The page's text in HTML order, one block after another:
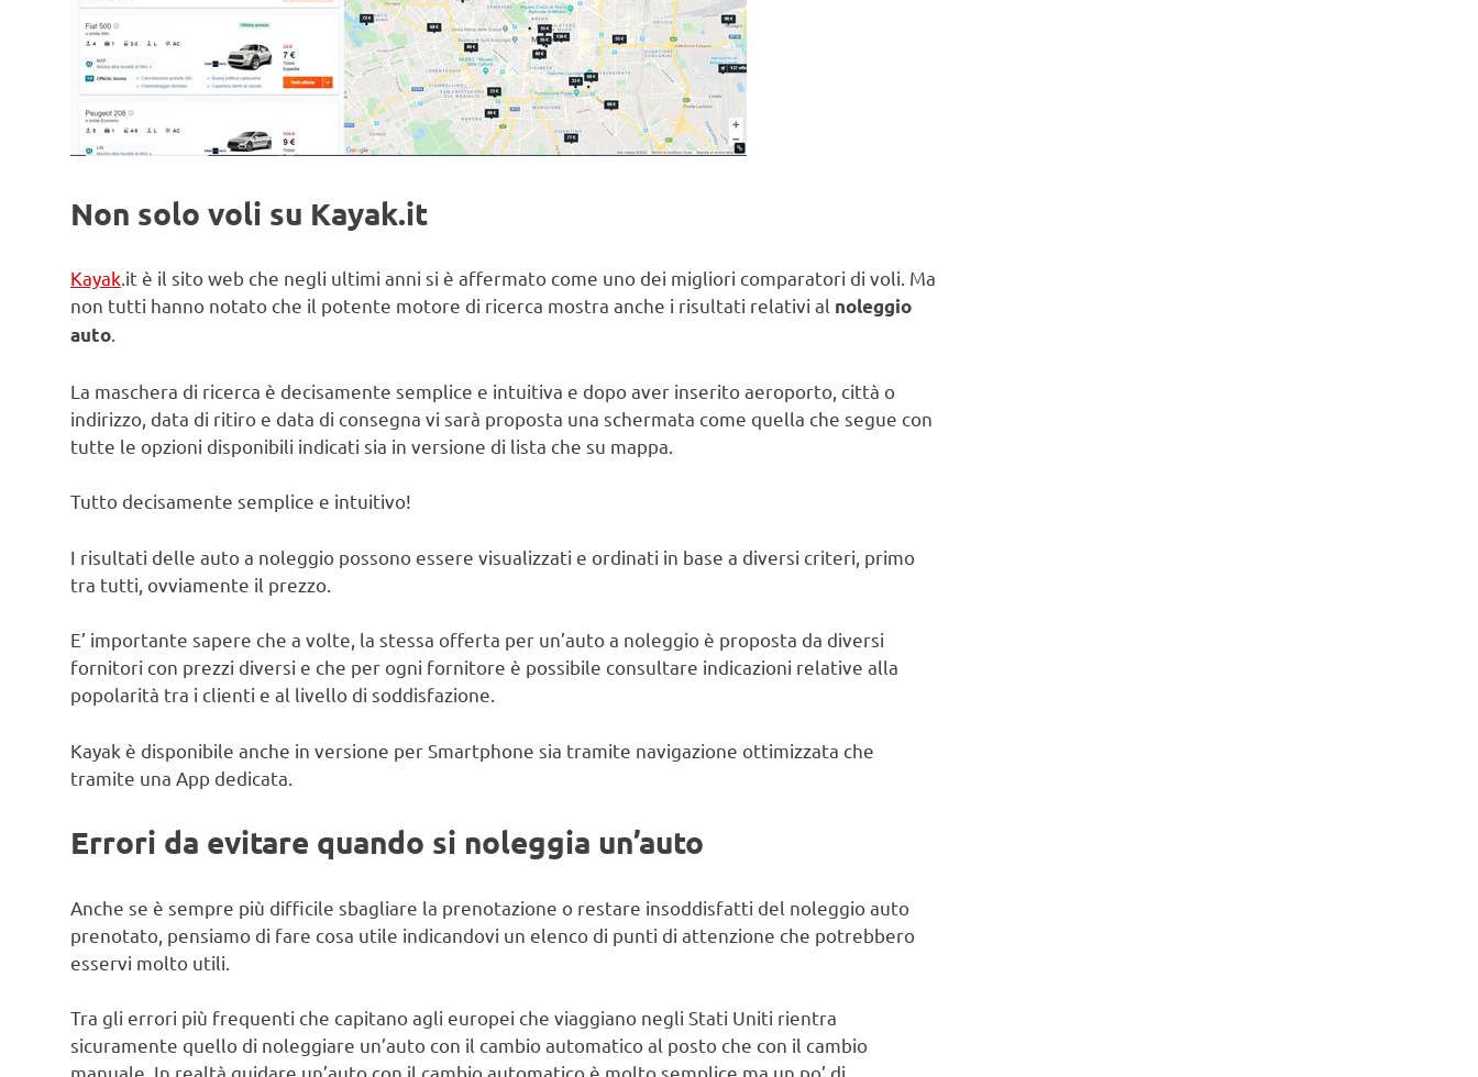
Non solo voli su Kayak.it
Kayak.it è il sito web che negli ultimi anni si è affermato come uno dei migliori comparatori di voli. Ma
non tutti hanno notato che il potente motore di ricerca mostra anche i risultati relativi al noleggio
auto.
La maschera di ricerca è decisamente semplice e intuitiva e dopo aver inserito aeroporto, città o
indirizzo, data di ritiro e data di consegna vi sarà proposta una schermata come quella che segue con
tutte le opzioni disponibili indicati sia in versione di lista che su mappa.
Tutto decisamente semplice e intuitivo!
I risultati delle auto a noleggio possono essere visualizzati e ordinati in base a diversi criteri, primo
tra tutti, ovviamente il prezzo.
E’ importante sapere che a volte, la stessa offerta per un’auto a noleggio è proposta da diversi
fornitori con prezzi diversi e che per ogni fornitore è possibile consultare indicazioni relative alla
popolarità tra i clienti e al livello di soddisfazione.
Kayak è disponibile anche in versione per Smartphone sia tramite navigazione ottimizzata che
tramite una App dedicata.
Errori da evitare quando si noleggia un’auto
Anche se è sempre più difficile sbagliare la prenotazione o restare insoddisfatti del noleggio auto
prenotato, pensiamo di fare cosa utile indicandovi un elenco di punti di attenzione che potrebbero
esservi molto utili.
Tra gli errori più frequenti che capitano agli europei che viaggiano negli Stati Uniti rientra
sicuramente quello di noleggiare un’auto con il cambio automatico al posto che con il cambio